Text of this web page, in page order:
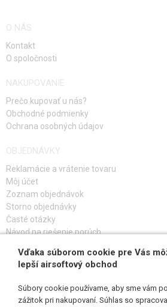
O NÁS
Kontakt
O spoločnosti
NAKUPOVANIE
Prečo kupovať u nás?
Obchodné podmienky
Ochrana osobných údajov
OBJEDNÁVKY
Reklamácie a vrátenie tovaru
Môj účet
Zoznam objednávok
Storno objednávky
Časté otázky
Návod na riešenie porúch
PRIHLÁS SA K ODBERU
Vďaka súborom cookie pre Vás
lepší airsoftový obchod
Súbory cookie používame, aby sme vám
zážitok pri nakupovaní. Súhlas so